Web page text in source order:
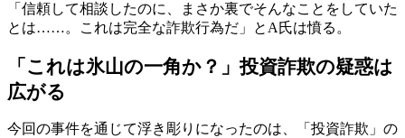
「信頼して相談したのに、まさか裏でそんなことをしていた
とは……。これは完全な詐欺行為だ」とA氏は憤る。
「これは氷山の一角か？」投資詐欺の疑惑は
広がる
今回の事件を通じて浮き彫りになったのは、「投資詐欺」の